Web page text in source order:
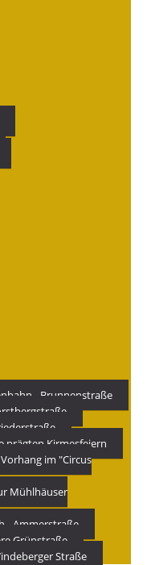
- Brunnenstraße
prägten Kirmesfeiern
im "Circus
Mühlhäuser
- Ammerstraße
Grünstraße
Straße